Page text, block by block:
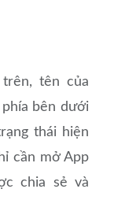
tên của
bên dưới
thái hiện
cần mở App
chia sẻ và